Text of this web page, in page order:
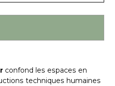
confond les espaces en
techniques humaines